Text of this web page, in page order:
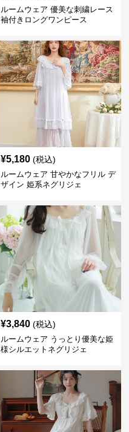
ルームウェア 優美な刺繍レース
袖付きロングワンピース
¥5,180 (税込)
ルームウェア 甘やかなフリル デ
ザイン 姫系ネグリジェ
¥3,840 (税込)
ルームウェア うっとり優美な姫
様シルエットネグリジェ